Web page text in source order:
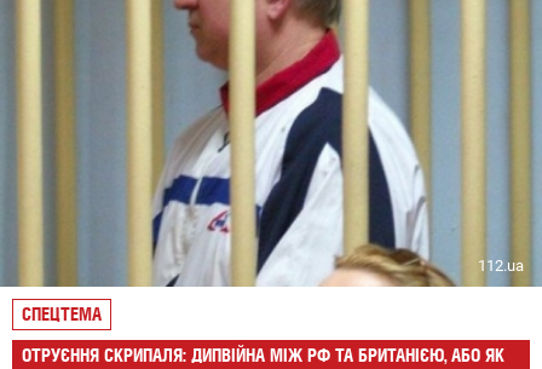
112.ua
СПЕЦТЕМА
ОТРУЄННЯ СКРИПАЛЯ: ДИПВІЙНА МІЖ РФ ТА БРИТАНІЄЮ, АБО ЯК